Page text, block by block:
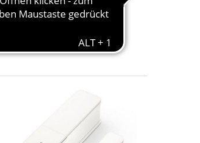
52,99 €